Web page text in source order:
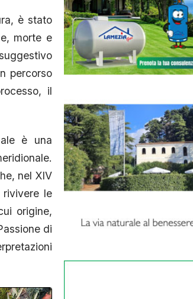
è stato
morte e
percorso
il
è una
nel XIV
rivivere le
origine,
di